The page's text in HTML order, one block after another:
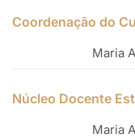
Coordenação do
Maria
Núcleo Docente
Maria